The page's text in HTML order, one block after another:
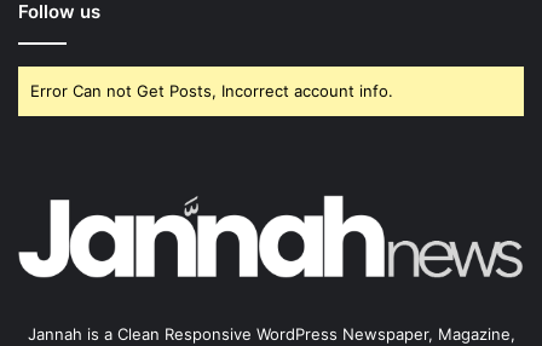
Follow us
Error Can not Get Posts, Incorrect account info.
Jannah is a Clean Responsive WordPress Newspaper, Magazine,